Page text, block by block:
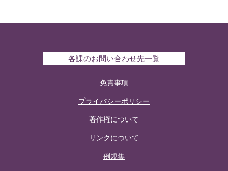
各課のお問い合わせ先一覧
免責事項
プライバシーポリシー
著作権について
リンクについて
例規集